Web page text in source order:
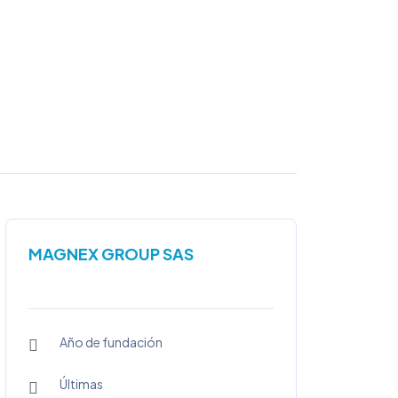
MAGNEX GROUP SAS
Año de fundación
Últimas